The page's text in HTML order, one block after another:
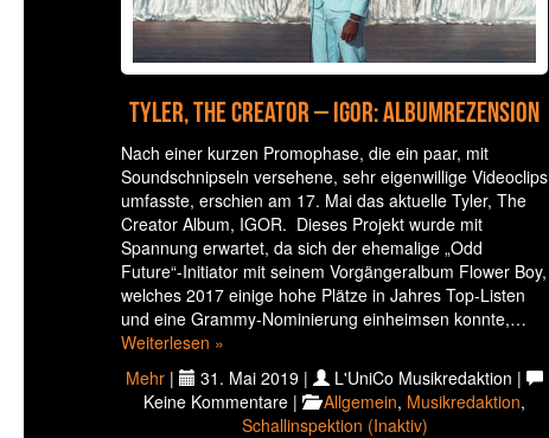
Tyler, The Creator – IGOR: Albumrezension
Nach einer kurzen Promophase, die ein paar, mit
Soundschnipseln versehene, sehr eigenwillige Videoclips
umfasste, erschien am 17. Mai das aktuelle Tyler, The
Creator Album, IGOR. Dieses Projekt wurde mit
Spannung erwartet, da sich der ehemalige „Odd
Future“-Initiator mit seinem Vorgängeralbum Flower Boy,
welches 2017 einige hohe Plätze in Jahres Top-Listen
und eine Grammy-Nominierung einheimsen konnte,…
Weiterlesen »
Mehr | 31. Mai 2019 |
L'UniCo Musikredaktion |
Keine Kommentare |
Allgemein, Musikredaktion,
Schallinspektion (Inaktiv)